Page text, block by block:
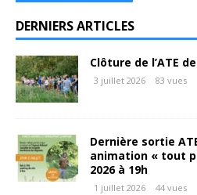
DERNIERS ARTICLES
Clôture de l’ATE
3 juillet 2026 83 vues
Dernière sortie
animation « tout
2026 à 19h
1 juillet 2026 44 vues